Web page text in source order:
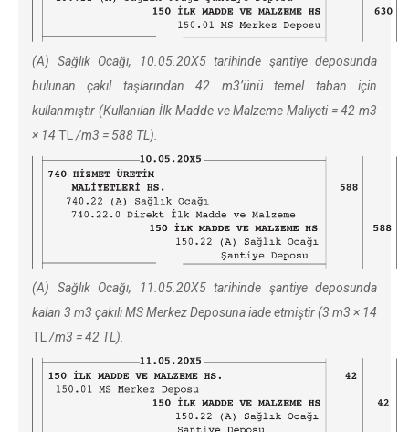
(A) Sağlık Ocağı, 10.05.20X5 tarihinde şantiye deposunda
bulunan çakıl taşlarından 42 m3’ünü temel taban için
kullanmıştır (Kullanılan İlk Madde ve Malzeme Maliyeti = 42 m3
× 14 TL /m3 = 588 TL).
(A) Sağlık Ocağı, 11.05.20X5 tarihinde şantiye deposunda
kalan 3 m3 çakılı MS Merkez Deposuna iade etmiştir (3 m3 × 14
TL /m3 = 42 TL).